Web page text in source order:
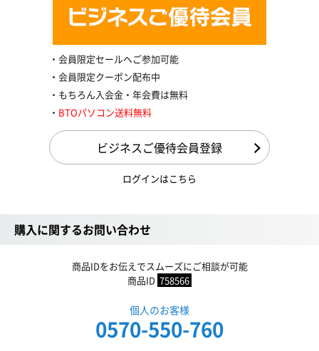
会員限定セールへご参加可能
会員限定クーポン配布中
もちろん入会金・年会費は無料
BTOパソコン送料無料
ビジネスご優待会員登録
ログインはこちら
購入に関するお問い合わせ
商品IDをお伝えでスムーズにご相談が可能
商品ID 758566
個人のお客様
0570-550-760